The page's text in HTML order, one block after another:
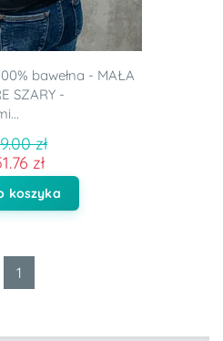
bawełna - MAŁA
SZARY -
zł
zł
koszyka
1